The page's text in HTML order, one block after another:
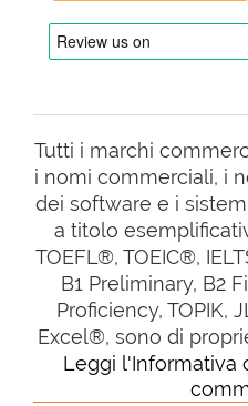
Tutti i marchi
i nomi commerciali, i
dei software e i
a titolo
TOEFL®, TOEIC®,
B1 Preliminary, B2
Proficiency, TOPIK,
Excel®, sono di
Leggi l'Informativa